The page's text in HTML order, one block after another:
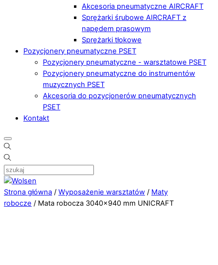
Akcesoria pneumatyczne AIRCRAFT
Sprężarki śrubowe AIRCRAFT z
napędem prasowym
Sprężarki tłokowe
Pozycjonery pneumatyczne PSET
Pozycjonery pneumatyczne - warsztatowe PSET
Pozycjonery pneumatyczne do instrumentów
muzycznych PSET
Akcesoria do pozycjonerów pneumatycznych
PSET
Kontakt
Strona główna / Wyposażenie warsztatów / Maty
robocze / Mata robocza 3040×940 mm UNICRAFT